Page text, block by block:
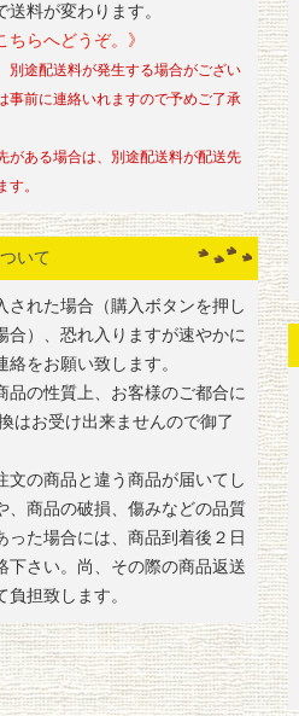
送料が変わります。
ちらへどうぞ。》
別途配送料が発生する場合がござい
事前に連絡いれますので予めご了承
がある場合は、別途配送料が配送先
す。
いて
された場合（購入ボタンを押し
合）、恐れ入りますが速やかに
絡をお願い致します。
品の性質上、お客様のご都合に
はお受け出来ませんので御了
の商品と違う商品が届いてし
、商品の破損、傷みなどの品質
った場合には、商品到着後２日
下さい。尚、その際の商品返送
負担致します。